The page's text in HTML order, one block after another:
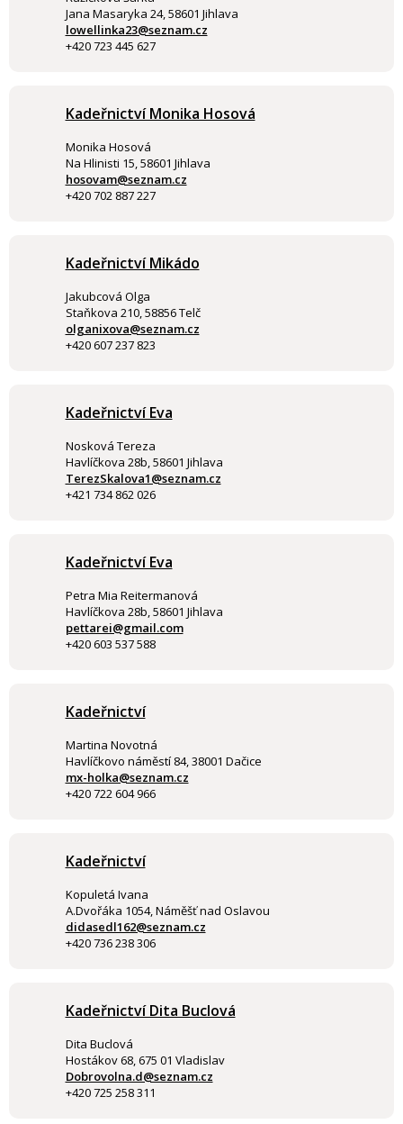
Jana Masaryka 24, 58601 Jihlava
lowellinka23@seznam.cz
+420 723 445 627
Kadeřnictví Monika Hosová
Monika Hosová
Na Hlinisti 15, 58601 Jihlava
hosovam@seznam.cz
+420 702 887 227
Kadeřnictví Mikádo
Jakubcová Olga
Staňkova 210, 58856 Telč
olganixova@seznam.cz
+420 607 237 823
Kadeřnictví Eva
Nosková Tereza
Havlíčkova 28b, 58601 Jihlava
TerezSkalova1@seznam.cz
+421 734 862 026
Kadeřnictví Eva
Petra Mia Reitermanová
Havlíčkova 28b, 58601 Jihlava
pettarei@gmail.com
+420 603 537 588
Kadeřnictví
Martina Novotná
Havlíčkovo náměstí 84, 38001 Dačice
mx-holka@seznam.cz
+420 722 604 966
Kadeřnictví
Kopuletá Ivana
A.Dvořáka 1054, Náměšť nad Oslavou
didasedl162@seznam.cz
+420 736 238 306
Kadeřnictví Dita Buclová
Dita Buclová
Hostákov 68, 675 01 Vladislav
Dobrovolna.d@seznam.cz
+420 725 258 311